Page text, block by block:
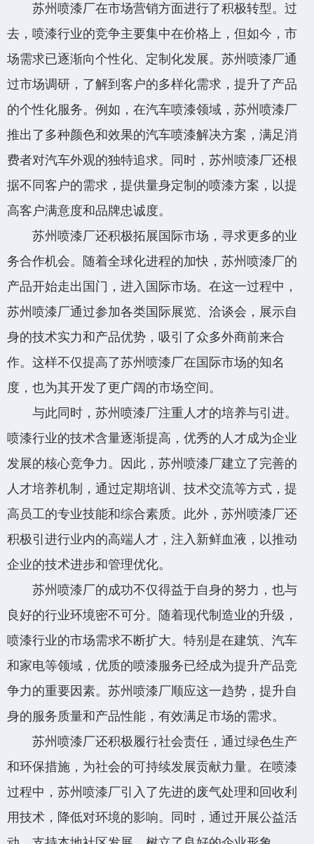
苏州喷漆厂在市场营销方面进行了积极转型。过
去，喷漆行业的竞争主要集中在价格上，但如今，市
场需求已逐渐向个性化、定制化发展。苏州喷漆厂通
过市场调研，了解到客户的多样化需求，提升了产品
的个性化服务。例如，在汽车喷漆领域，苏州喷漆厂
推出了多种颜色和效果的汽车喷漆解决方案，满足消
费者对汽车外观的独特追求。同时，苏州喷漆厂还根
据不同客户的需求，提供量身定制的喷漆方案，以提
高客户满意度和品牌忠诚度。
苏州喷漆厂还积极拓展国际市场，寻求更多的业
务合作机会。随着全球化进程的加快，苏州喷漆厂的
产品开始走出国门，进入国际市场。在这一过程中，
苏州喷漆厂通过参加各类国际展览、洽谈会，展示自
身的技术实力和产品优势，吸引了众多外商前来合
作。这样不仅提高了苏州喷漆厂在国际市场的知名
度，也为其开发了更广阔的市场空间。
与此同时，苏州喷漆厂注重人才的培养与引进。
喷漆行业的技术含量逐渐提高，优秀的人才成为企业
发展的核心竞争力。因此，苏州喷漆厂建立了完善的
人才培养机制，通过定期培训、技术交流等方式，提
高员工的专业技能和综合素质。此外，苏州喷漆厂还
积极引进行业内的高端人才，注入新鲜血液，以推动
企业的技术进步和管理优化。
苏州喷漆厂的成功不仅得益于自身的努力，也与
良好的行业环境密不可分。随着现代制造业的升级，
喷漆行业的市场需求不断扩大。特别是在建筑、汽车
和家电等领域，优质的喷漆服务已经成为提升产品竞
争力的重要因素。苏州喷漆厂顺应这一趋势，提升自
身的服务质量和产品性能，有效满足市场的需求。
苏州喷漆厂还积极履行社会责任，通过绿色生产
和环保措施，为社会的可持续发展贡献力量。在喷漆
过程中，苏州喷漆厂引入了先进的废气处理和回收利
用技术，降低对环境的影响。同时，通过开展公益活